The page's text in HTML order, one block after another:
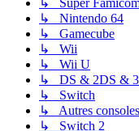
↳ Nintendo 64
↳ Gamecube
↳ Wii
↳ Wii U
↳ DS & 2DS &
↳ Switch
↳ Autres
↳ Switch 2